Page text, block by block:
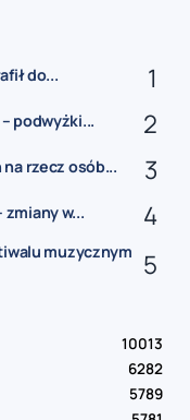
do...
podwyżki...
rzecz osób...
w...
muzycznym
10013
6282
5789